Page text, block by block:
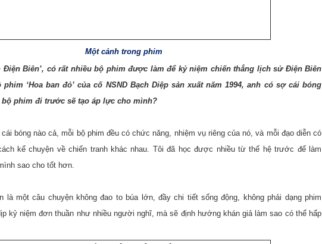
Một cảnh trong phim
Điện Biên’, có rất nhiều bộ phim được làm để kỷ niệm chiến thắng lịch sử Điện Biên
‘Hoa ban đỏ’ của cố NSND Bạch Diệp sản xuất năm 1994, anh có sợ cái bóng
phim đi trước sẽ tạo áp lực cho mình?
bóng nào cả, mỗi bộ phim đều có chức năng, nhiệm vụ riêng của nó, và mỗi đạo diễn có
kể chuyện về chiến tranh khác nhau. Tôi đã học được nhiều từ thế hệ trước để làm
sao cho tốt hơn.
là một câu chuyện không đao to búa lớn, đầy chi tiết sống động, không phải dạng phim
kỷ niệm đơn thuần như nhiều người nghĩ, mà sẽ định hướng khán giả làm sao có thể hấp